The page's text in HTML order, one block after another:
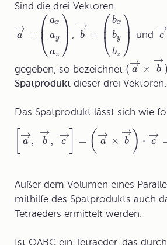
Sind die drei Vektoren
a
→
= ⎛
⎝
⎜ ax
ay
az
⎞
⎠⎟ , b
→
= ⎛
⎝
⎜ bx
by
bz
⎞
⎠⎟ und c
→
gegeben, so bezeichnet ( a
→ × b
→
)
Spatprodukt dieser drei Vektoren.
Das Spatprodukt lässt sich wie
a
→, b
→
, c
→ = ( a
→ × b
→) ⋅ c
→
Außer dem Volumen eines
mithilfe des Spatprodukts auch
Tetraeders ermittelt werden.
Ist OABC ein Tetraeder, das